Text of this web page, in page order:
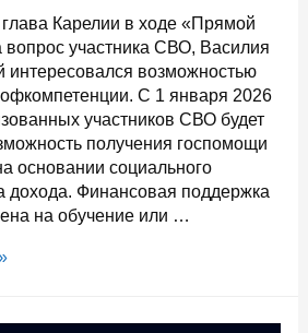
Карелии в ходе «Прямой
вопрос участника СВО, Василия
интересовался возможностью
С 1 января 2026
участников СВО будет
получения госпомощи
основании социального
дохода. Финансовая поддержка
на обучение или …